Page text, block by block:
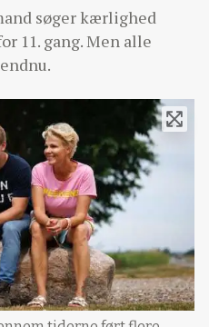
søger kærlighed
11. gang. Men alle